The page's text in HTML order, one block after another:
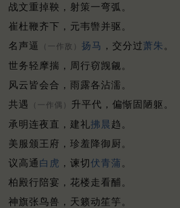
战文重掉鞅，射策一弯弧。
崔杜鞭齐下，元韦辔并驱。
名声逼
（一作敌） 扬马 ，交分过萧朱 。
世务轻摩揣，周行窃觊觎。
风云皆会合，雨露各沾濡。
共遇
（一作偶） 升平代，偏惭固陋躯。
承明连夜直，建礼拂晨 趋。
美服颁王府，珍羞降御厨。
议高通 白虎 ，谏切 伏青蒲 。
柏殿行陪宴，花楼走看酺。
神旗张鸟兽，天籁动笙竽。